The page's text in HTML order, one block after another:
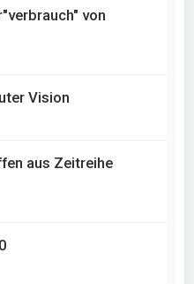
von
Vision
aus Zeitreihe